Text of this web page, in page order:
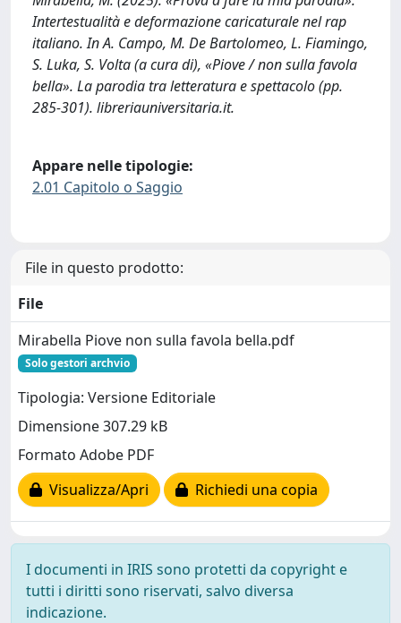
Intertestualità e deformazione caricaturale nel rap
italiano. In A. Campo, M. De Bartolomeo, L. Fiamingo,
S. Luka, S. Volta (a cura di), «Piove / non sulla favola
bella». La parodia tra letteratura e spettacolo (pp.
285-301). libreriauniversitaria.it.
Appare nelle tipologie:
2.01 Capitolo o Saggio
File in questo prodotto:
File
Mirabella Piove non sulla favola bella.pdf
Solo gestori archvio
Tipologia: Versione Editoriale
Dimensione 307.29 kB
Formato Adobe PDF
Visualizza/Apri
Richiedi una copia
I documenti in IRIS sono protetti da copyright e
tutti i diritti sono riservati, salvo diversa
indicazione.